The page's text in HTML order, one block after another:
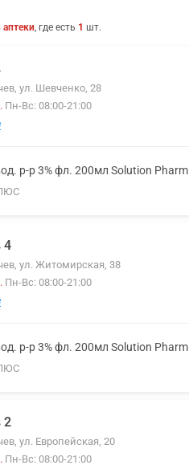
аптеки, где есть 1 шт.
ул. Шевченко, 28
. Пн-Вс: 08:00-21:00
р-р 3% фл. 200мл Solution Pharm
4
ул. Житомирская, 38
. Пн-Вс: 08:00-21:00
р-р 3% фл. 200мл Solution Pharm
2
ул. Европейская, 20
. Пн-Вс: 08:00-21:00